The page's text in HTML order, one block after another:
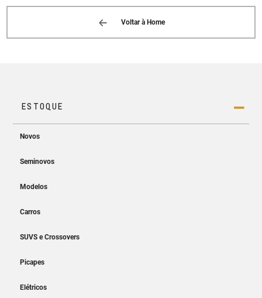
Voltar à Home